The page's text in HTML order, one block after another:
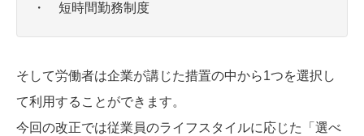
・ 短時間勤務制度
そして労働者は企業が講じた措置の中から1つを選択し
て利用することができます。
今回の改正では従業員のライフスタイルに応じた「選べ